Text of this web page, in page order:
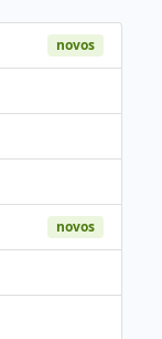
novos
novos